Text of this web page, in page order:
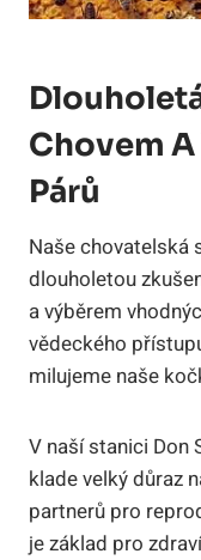
Chovem
‍párů
Naše​ chovatelská
dlouholetou
a výběrem⁢
vědeckého
milujeme naše
V naší ​stanici Don
klade⁢ velký⁤ důraz
‍partnerů pro​
je ​základ pro